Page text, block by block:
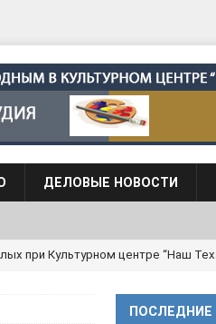
ДЕЛОВЫЕ НОВОСТИ
при Культурном центре “Наш
центре “Наш Техас” ШКОЛЫ И